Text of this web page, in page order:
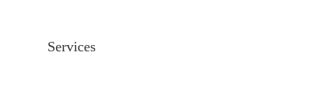
Services